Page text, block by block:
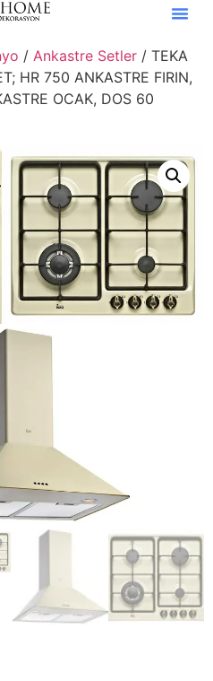
/ Ankastre Setler / TEKA
HR 750 ANKASTRE FIRIN,
OCAK, DOS 60